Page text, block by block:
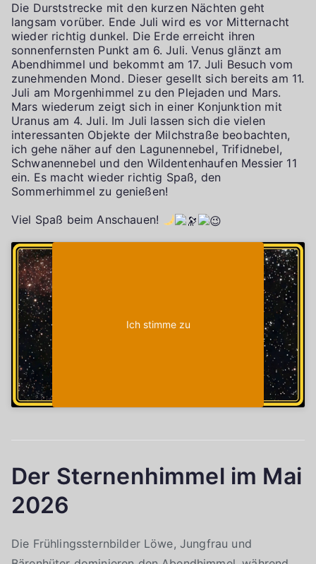
Die Durststrecke mit den kurzen Nächten geht
langsam vorüber. Ende Juli wird es vor Mitternacht
wieder richtig dunkel. Die Erde erreicht ihren
sonnenfernsten Punkt am 6. Juli. Venus glänzt am
Abendhimmel und bekommt am 17. Juli Besuch vom
zunehmenden Mond. Dieser gesellt sich bereits am 11.
Juli am Morgenhimmel zu den Plejaden und Mars.
Mars wiederum zeigt sich in einer Konjunktion mit
Uranus am 4. Juli. Im Juli lassen sich die vielen
interessanten Objekte der Milchstraße beobachten,
ich gehe näher auf den Lagunennebel, Trifidnebel,
Schwanennebel und den Wildentenhaufen Messier 11
ein. Es macht wieder richtig Spaß, den
Sommerhimmel zu genießen!
Viel Spaß beim Anschauen!
Ich stimme zu
Der Sternenhimmel im Mai
2026
Die Frühlingssternbilder Löwe, Jungfrau und